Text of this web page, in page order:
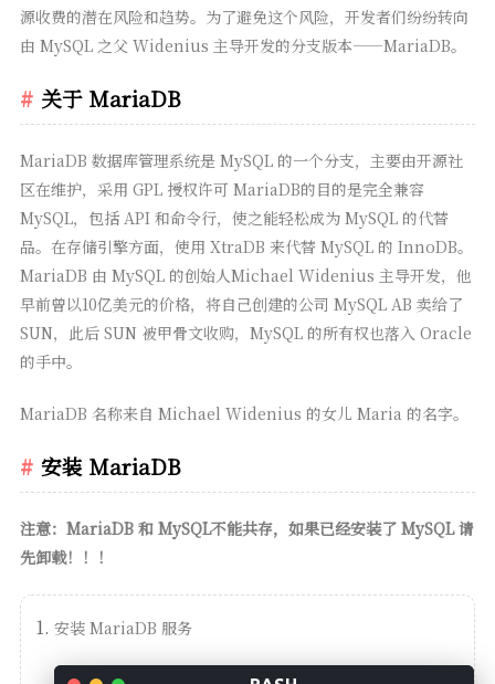
源收费的潜在风险和趋势。为了避免这个风险，开发者们纷纷转向
由 MySQL 之父 Widenius 主导开发的分支版本——MariaDB。
关于 MariaDB
MariaDB 数据库管理系统是 MySQL 的一个分支，主要由开源社
区在维护，采用 GPL 授权许可 MariaDB的目的是完全兼容
MySQL，包括 API 和命令行，使之能轻松成为 MySQL 的代替
品。在存储引擎方面，使用 XtraDB 来代替 MySQL 的 InnoDB。
MariaDB 由 MySQL 的创始人Michael Widenius 主导开发，他
早前曾以10亿美元的价格，将自己创建的公司 MySQL AB 卖给了
SUN，此后 SUN 被甲骨文收购，MySQL 的所有权也落入 Oracle
的手中。
MariaDB 名称来自 Michael Widenius 的女儿 Maria 的名字。
安装 MariaDB
注意：MariaDB 和 MySQL不能共存，如果已经安装了 MySQL 请
先卸载！！！
安装 MariaDB 服务